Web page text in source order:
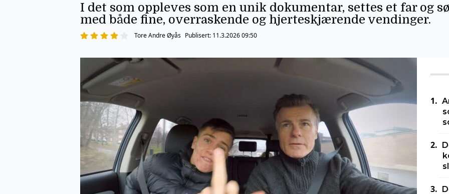
I det som oppleves som en unik dokumentar, settes et far og
med både fine, overraskende og hjerteskjærende vendinger.
Tore Andre Øyås Publisert: 11.3.2026 09:50